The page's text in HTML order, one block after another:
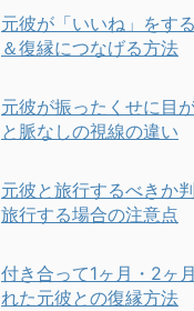
元彼が「いいね」をす
＆復縁につなげる方法
元彼が振ったくせに目
と脈なしの視線の違い
元彼と旅行するべきか
旅行する場合の注意点
付き合って1ヶ月・2ヶ
れた元彼との復縁方法